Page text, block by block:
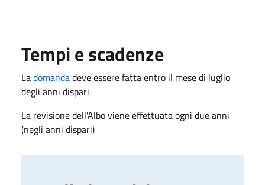
Tempi e scadenze
Ladomandadeve essere fatta entro il mese di luglio
degli anni dispari
La revisione dell'Albo viene effettuata ogni due anni
(negli anni dispari)